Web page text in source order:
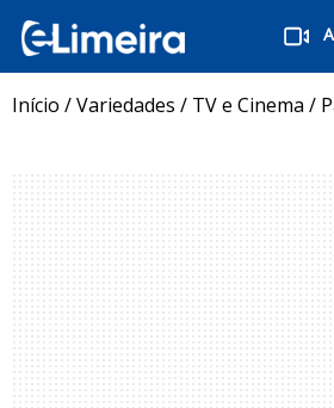
Início /Variedades / TV e Cinema /